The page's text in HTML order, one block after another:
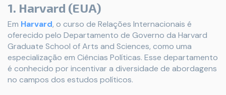
1. Harvard (EUA)
Em Harvard, o curso de Relações Internacionais é
oferecido pelo Departamento de Governo da Harvard
Graduate School of Arts and Sciences, como uma
especialização em Ciências Políticas. Esse departamento
é conhecido por incentivar a diversidade de abordagens
no campos dos estudos políticos.